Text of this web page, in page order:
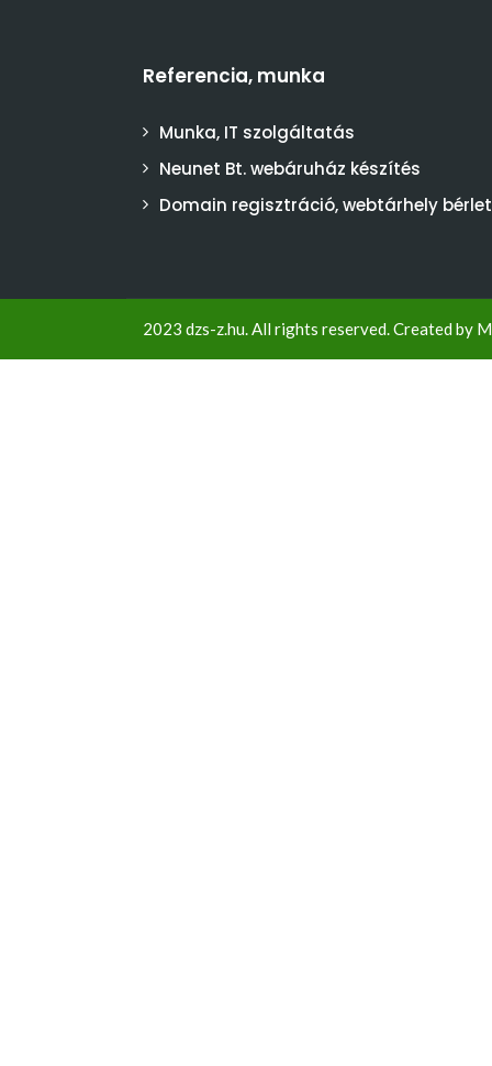
Referencia, munka
Munka, IT szolgáltatás
Neunet Bt. webáruház készítés
Domain regisztráció, webtárhely bérlet
2023 dzs-z.hu. All rights reserved. Created by